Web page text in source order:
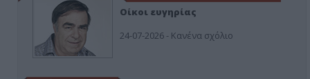
Οίκοι ευγηρίας
24-07-2026 - Κανένα σχόλιο